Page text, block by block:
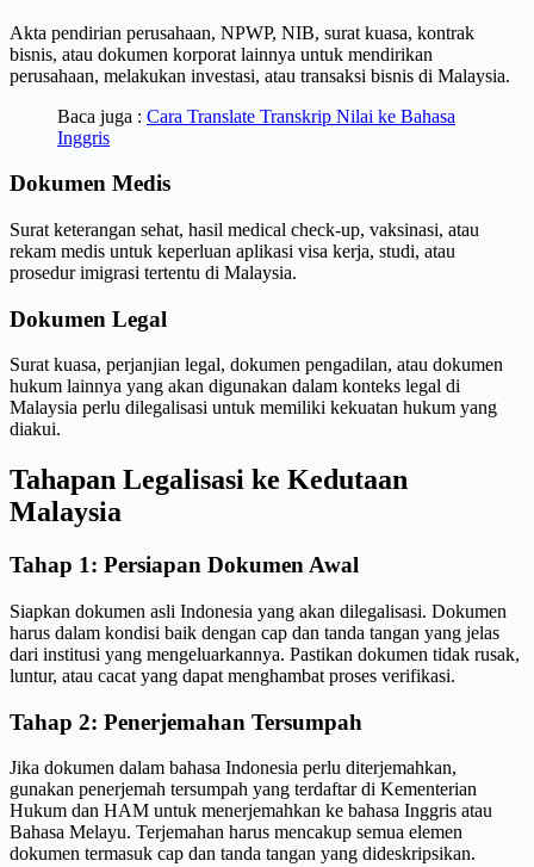
Akta pendirian perusahaan, NPWP, NIB, surat kuasa, kontrak
bisnis, atau dokumen korporat lainnya untuk mendirikan
perusahaan, melakukan investasi, atau transaksi bisnis di Malaysia.
Baca juga : Cara Translate Transkrip Nilai ke Bahasa
Inggris
Dokumen Medis
Surat keterangan sehat, hasil medical check-up, vaksinasi, atau
rekam medis untuk keperluan aplikasi visa kerja, studi, atau
prosedur imigrasi tertentu di Malaysia.
Dokumen Legal
Surat kuasa, perjanjian legal, dokumen pengadilan, atau dokumen
hukum lainnya yang akan digunakan dalam konteks legal di
Malaysia perlu dilegalisasi untuk memiliki kekuatan hukum yang
diakui.
Tahapan Legalisasi ke Kedutaan
Malaysia
Tahap 1: Persiapan Dokumen Awal
Siapkan dokumen asli Indonesia yang akan dilegalisasi. Dokumen
harus dalam kondisi baik dengan cap dan tanda tangan yang jelas
dari institusi yang mengeluarkannya. Pastikan dokumen tidak rusak,
luntur, atau cacat yang dapat menghambat proses verifikasi.
Tahap 2: Penerjemahan Tersumpah
Jika dokumen dalam bahasa Indonesia perlu diterjemahkan,
gunakan penerjemah tersumpah yang terdaftar di Kementerian
Hukum dan HAM untuk menerjemahkan ke bahasa Inggris atau
Bahasa Melayu. Terjemahan harus mencakup semua elemen
dokumen termasuk cap dan tanda tangan yang dideskripsikan.